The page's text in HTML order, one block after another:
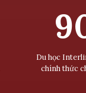
Du học
chính thức